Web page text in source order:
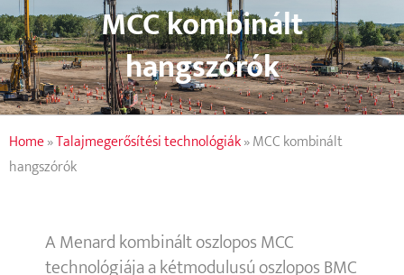
MCC kombinált
hangszórók
Home»Talajmegerősítési technológiák»MCC kombinált
hangszórók
A Menard kombinált oszlopos MCC
technológiája a kétmodulusú oszlopos BMC